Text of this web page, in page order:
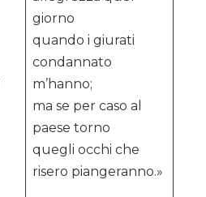
giorno
quando i giurati
condannato
m’hanno;
ma se per caso al
paese torno
quegli occhi che
risero piangeranno.»